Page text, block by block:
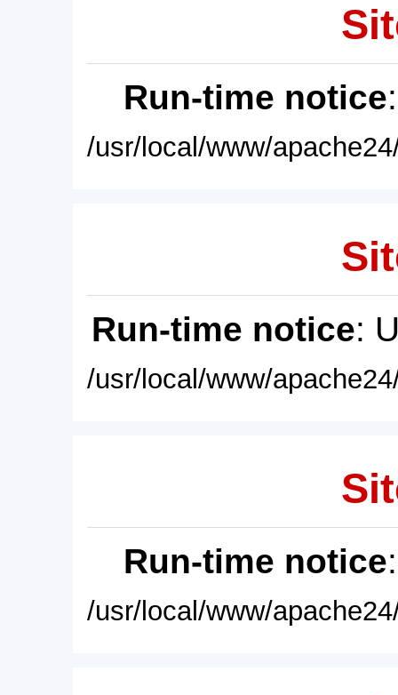
Run-time notice
/usr/local/www/
Run-time notice:
/usr/local/www/
Run-time notice
/usr/local/www/